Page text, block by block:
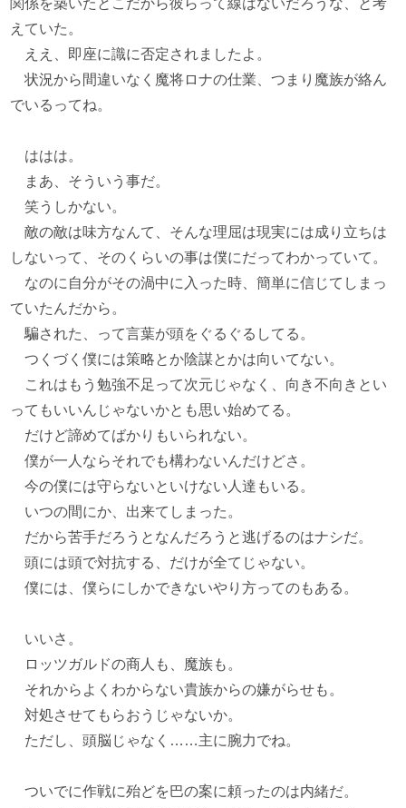
関係を築いたとこだから彼らって線はないだろうな、と考
えていた。
ええ、即座に識に否定されましたよ。
状況から間違いなく魔将ロナの仕業、つまり魔族が絡ん
でいるってね。
ははは。
まあ、そういう事だ。
笑うしかない。
敵の敵は味方なんて、そんな理屈は現実には成り立ちは
しないって、そのくらいの事は僕にだってわかっていて。
なのに自分がその渦中に入った時、簡単に信じてしまっ
ていたんだから。
騙された、って言葉が頭をぐるぐるしてる。
つくづく僕には策略とか陰謀とかは向いてない。
これはもう勉強不足って次元じゃなく、向き不向きとい
ってもいいんじゃないかとも思い始めてる。
だけど諦めてばかりもいられない。
僕が一人ならそれでも構わないんだけどさ。
今の僕には守らないといけない人達もいる。
いつの間にか、出来てしまった。
だから苦手だろうとなんだろうと逃げるのはナシだ。
頭には頭で対抗する、だけが全てじゃない。
僕には、僕らにしかできないやり方ってのもある。
いいさ。
ロッツガルドの商人も、魔族も。
それからよくわからない貴族からの嫌がらせも。
対処させてもらおうじゃないか。
ただし、頭脳じゃなく……主に腕力でね。
ついでに作戦に殆どを巴の案に頼ったのは内緒だ。